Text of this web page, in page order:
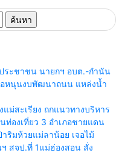
ระชาชน นายกฯ อบต.-กำนัน
หนุนงบพัฒนาถนน แหล่งน้ำ
ม่สะเรียง ถกแนวทางบริหาร
องเที่ยว 3 อำเภอชายแดน
ริมห้วยแม่ลาน้อย เจอไม้
สจป.ที่ 1แม่ฮ่องสอน สั่ง